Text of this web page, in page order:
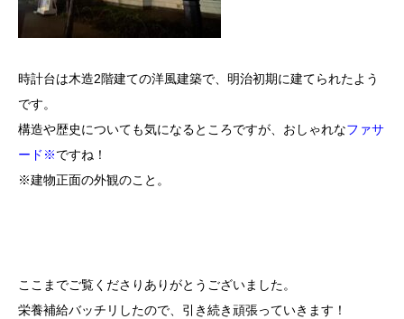
時計台は木造2階建ての洋風建築で、明治初期に建てられたよう
です。
構造や歴史についても気になるところですが、おしゃれなファサ
ード※ですね！
※建物正面の外観のこと。
ここまでご覧くださりありがとうございました。
栄養補給バッチリしたので、引き続き頑張っていきます！